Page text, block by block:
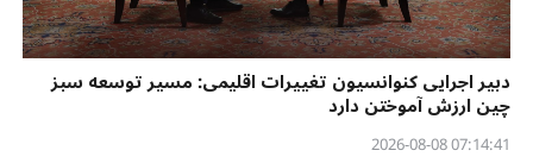
دبیر اجرایی کنوانسیون تغییرات اقلیمی: مسیر توسعه سبز
چین ارزش آموختن دارد
07:14:41 2026-08-08